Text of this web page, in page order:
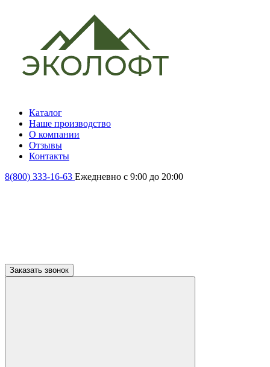
Каталог
Наше производство
О компании
Отзывы
Контакты
8(800) 333-16-63 Ежедневно с 9:00 до 20:00
Заказать звонок